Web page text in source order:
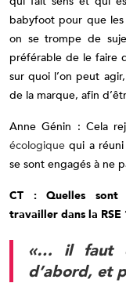
babyfoot pour que les
on se trompe de
préférable de le faire
sur quoi l’on peut
de la marque, afin
Anne Génin : Cela
écologique qui a
se sont engagés à ne
CT : Quelles sont
travailler dans la RSE
«… il faut
d’abord, et